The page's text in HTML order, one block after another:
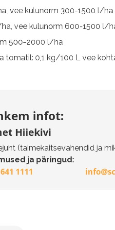
vee kulunorm 300-1500 l/ha
vee kulunorm 600-1500 l/
500-2000 l/ha
tomatil: 0,1 kg/100 L vee
infot:
Hiiekivi
(taimekaitsevahendid ja
ja päringud:
1111